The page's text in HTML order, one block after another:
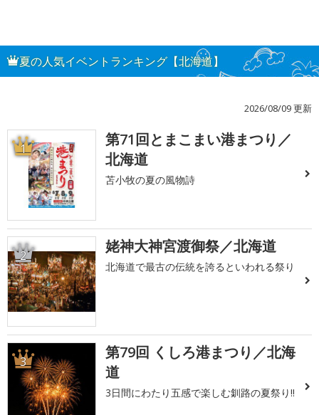
夏の人気イベントランキング【北海道】
2026/08/09 更新
1
第71回とまこまい港まつり／
北海道
苫小牧の夏の風物詩
2 姥神大神宮渡御祭／北海道
北海道で最古の伝統を誇るといわれる祭り
3
第79回 くしろ港まつり／北海
道
3日間にわたり五感で楽しむ釧路の夏祭り!!